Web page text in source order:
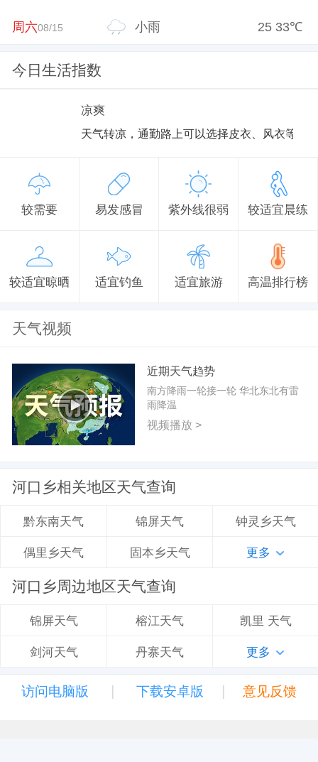
周六08/15 小雨 25 33℃
今日生活指数
凉爽
天气转凉，通勤路上可以选择皮衣、风衣等防
较需要 易发感冒 紫外线很弱 较适宜晨练
较适宜晾晒 适宜钓鱼 适宜旅游 高温排行榜
天气视频
近期天气趋势
南方降雨一轮接一轮 华北东北有雷
雨降温
视频播放 >
河口乡相关地区天气查询
黔东南天气 锦屏天气 钟灵乡天气
偶里乡天气 固本乡天气 更多
河口乡周边地区天气查询
锦屏天气 榕江天气 凯里 天气
剑河天气 丹寨天气 更多
访问电脑版 | 下载安卓版 | 意见反馈